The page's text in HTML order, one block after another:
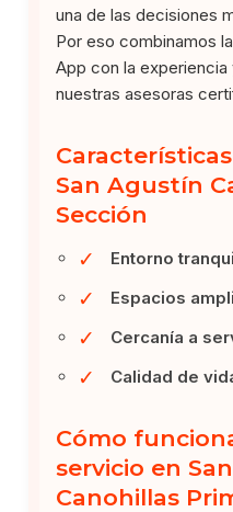
una de las decisiones
Por eso combinamos
App con la experiencia
nuestras asesoras
San Agustín
Sección
✓ Entorno
✓ Espacios
✓ Cercanía a
✓ Calidad de
Cómo
servicio en
Canohillas